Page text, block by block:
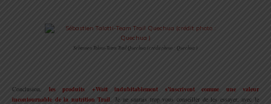
Sébastien Talotti-Team Trail Quechua (crédit photo : Quechua )
Conclusion, les produits +Watt indubitablement s’inscrivent comme une valeur
incontournable de la nutrition Trail
. Je ne saurais trop vous conseiller de les essayer, avec le